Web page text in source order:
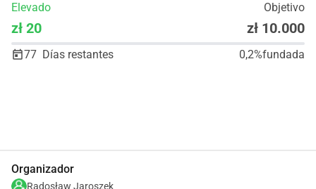
Elevado Objetivo
zł 20 zł 10.000
77 Días restantes 0,2%fundada
Organizador
Radosław Jaroszek